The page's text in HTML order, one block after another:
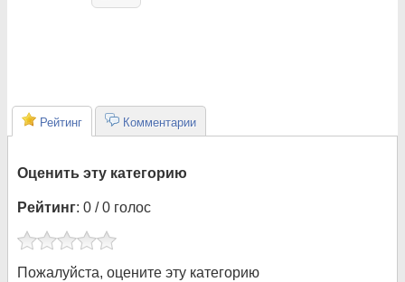
Рейтинг Комментарии
Оценить эту категорию
Рейтинг: 0 / 0 голос
Пожалуйста, оцените эту категорию